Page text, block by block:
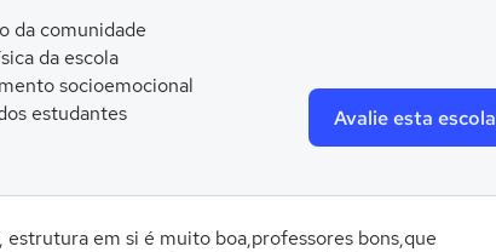
da comunidade
da escola
socioemocional
estudantes Avalie esta escola
estrutura em si é muito boa,professores bons,que